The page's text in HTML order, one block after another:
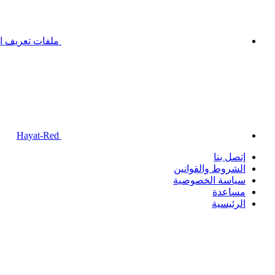
ملفات تعريف
إتصل بنا
الشروط والقوانين
سياسة الخصوصية
مساعدة
الرئيسية